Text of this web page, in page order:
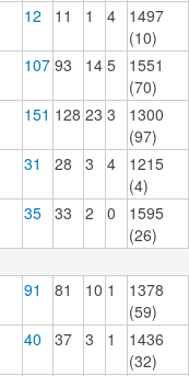
12 11 1 4
1497
(10)
107 93 14 5
1551
(70)
151 128 23 3
1300
(97)
31 28 3 4
1215
(4)
35 33 2 0
1595
(26)
91 81 10 1
1378
(59)
40 37 3 1
1436
(32)